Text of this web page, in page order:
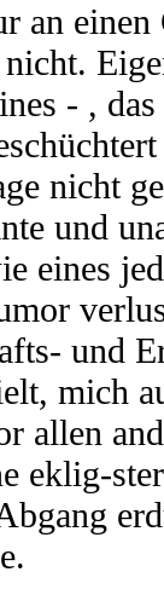
an
- ,
nicht
und
eines
und
mich
allen
eklig-